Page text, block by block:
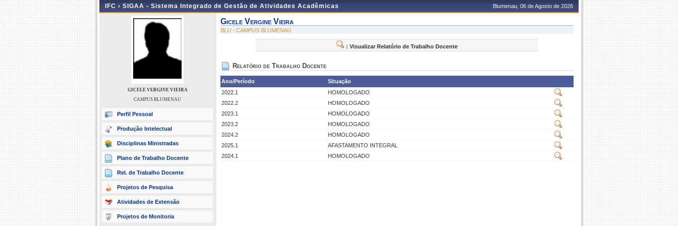
IFC › SIGAA - Sistema Integrado de Gestão de Atividades Acadêmicas Blumenau, 06 de Agosto de 2026
GICELE VERGINE VIEIRA
CAMPUS BLUMENAU
Perfil Pessoal
Produção Intelectual
Disciplinas Ministradas
Plano de Trabalho Docente
Rel. de Trabalho Docente
Projetos de Pesquisa
Atividades de Extensão
Projetos de Monitoria
Gicele Vergine Vieira
BLU - CAMPUS BLUMENAU
: Visualizar Relatório de Trabalho Docente
Relatório de Trabalho Docente
Ano/Período
Situação
2022.1
HOMOLOGADO
2022.2
HOMOLOGADO
2023.1
HOMOLOGADO
2023.2
HOMOLOGADO
2024.2
HOMOLOGADO
2025.1
AFASTAMENTO INTEGRAL
2024.1
HOMOLOGADO